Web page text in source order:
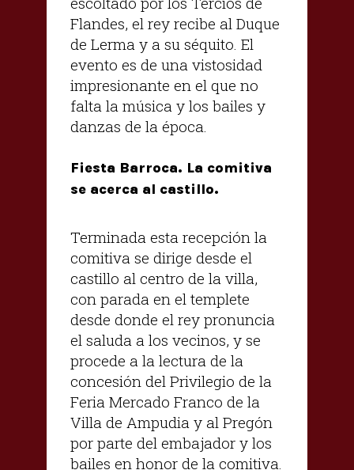
Flandes, el rey recibe al Duque
de Lerma y a su séquito. El
evento es de una vistosidad
impresionante en el que no
falta la música y los bailes y
danzas de la época.
Fiesta Barroca. La comitiva
se acerca al castillo.
Terminada esta recepción la
comitiva se dirige desde el
castillo al centro de la villa,
con parada en el templete
desde donde el rey pronuncia
el saluda a los vecinos, y se
procede a la lectura de la
concesión del Privilegio de la
Feria Mercado Franco de la
Villa de Ampudia y al Pregón
por parte del embajador y los
bailes en honor de la comitiva.